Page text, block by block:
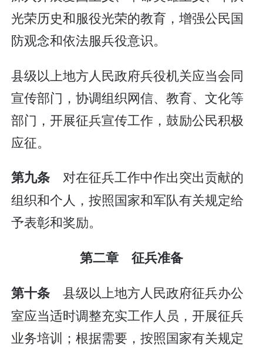
光荣历史和服役光荣的教育，增强公民国
防观念和依法服兵役意识。
县级以上地方人民政府兵役机关应当会同
宣传部门，协调组织网信、教育、文化等
部门，开展征兵宣传工作，鼓励公民积极
应征。
第九条 对在征兵工作中作出突出贡献的
组织和个人，按照国家和军队有关规定给
予表彰和奖励。
第二章 征兵准备
第十条 县级以上地方人民政府征兵办公
室应当适时调整充实工作人员，开展征兵
业务培训；根据需要，按照国家有关规定